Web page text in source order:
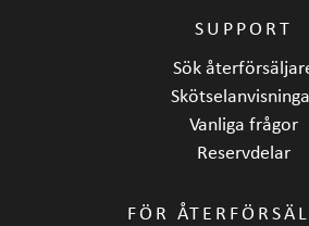
SUPPORT
Sök
Vanliga frågor
Reservdelar
FÖR